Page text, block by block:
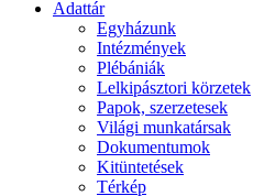
Adattár
Egyházunk
Intézmények
Plébániák
Lelkipásztori körzetek
Papok, szerzetesek
Világi munkatársak
Dokumentumok
Kitüntetések
Térkép